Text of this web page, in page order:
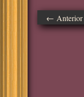
← Anterior